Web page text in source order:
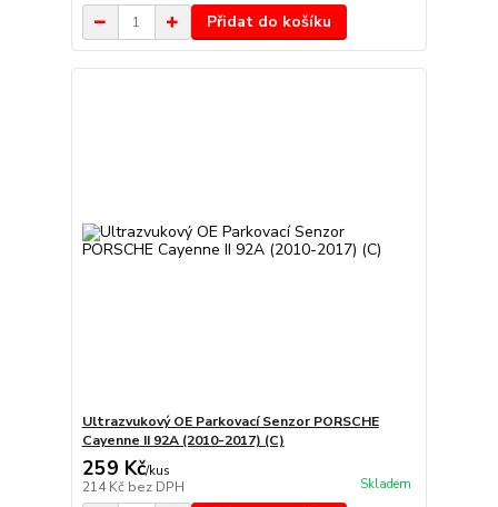
Přidat do košíku
Ultrazvukový OE Parkovací Senzor PORSCHE
Cayenne II 92A (2010-2017) (C)
259 Kč/kus
214 Kč bez DPH Skladem